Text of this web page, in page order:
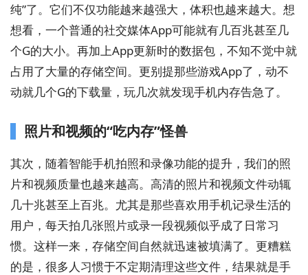
纯”了。它们不仅功能越来越强大，体积也越来越大。想
想看，一个普通的社交媒体App可能就有几百兆甚至几
个G的大小。再加上App更新时的数据包，不知不觉中就
占用了大量的存储空间。更别提那些游戏App了，动不
动就几个G的下载量，玩几次就发现手机内存告急了。
照片和视频的“吃内存”怪兽
其次，随着智能手机拍照和录像功能的提升，我们的照
片和视频质量也越来越高。高清的照片和视频文件动辄
几十兆甚至上百兆。尤其是那些喜欢用手机记录生活的
用户，每天拍几张照片或录一段视频似乎成了日常习
惯。这样一来，存储空间自然就迅速被填满了。更糟糕
的是，很多人习惯于不定期清理这些文件，结果就是手